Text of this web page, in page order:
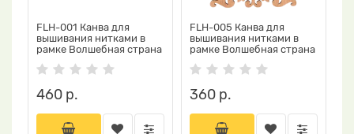
FLH-001 Канва для
вышивания нитками в
рамке Волшебная страна
460 р.
FLH-005 Канва для
вышивания нитками в
рамке Волшебная страна
360 р.